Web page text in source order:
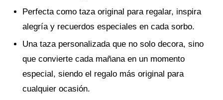
Perfecta como taza original para regalar, inspira
alegría y recuerdos especiales en cada sorbo.
Una taza personalizada que no solo decora, sino
que convierte cada mañana en un momento
especial, siendo el regalo más original para
cualquier ocasión.